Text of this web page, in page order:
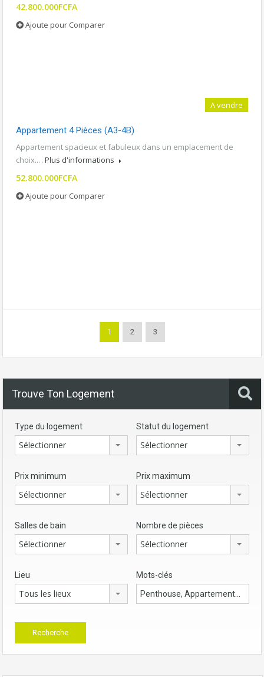
42.800.000FCFA
Ajoute pour Comparer
A vendre
Appartement 4 Pièces (A3-4B)
Appartement spacieux et fabuleux dans un emplacement de
choix.… Plus d'informations
52.800.000FCFA
Ajoute pour Comparer
1 2 3
Trouve Ton Logement
Type du logement
Sélectionner
Statut du logement
Sélectionner
Prix minimum
Sélectionner
Prix maximum
Sélectionner
Salles de bain
Sélectionner
Nombre de pièces
Sélectionner
Lieu
Tous les lieux
Mots-clés